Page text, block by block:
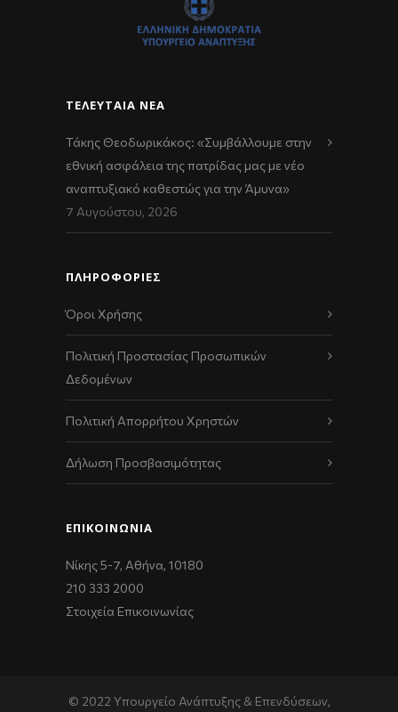
ΤΕΛΕΥΤΑΊΑ ΝΈΑ
Τάκης Θεοδωρικάκος: «Συμβάλλουμε στην
εθνική ασφάλεια της πατρίδας μας με νέο
αναπτυξιακό καθεστώς για την Άμυνα»
7 Αυγούστου, 2026
ΠΛΗΡΟΦΟΡΙΕΣ
Όροι Χρήσης
Πολιτική Προστασίας Προσωπικών
Δεδομένων
Πολιτική Απορρήτου Χρηστών
Δήλωση Προσβασιμότητας
ΕΠΙΚΟΙΝΩΝΊΑ
Νίκης 5-7, Αθήνα, 10180
210 333 2000
Στοιχεία Επικοινωνίας
© 2022 Υπουργείο Ανάπτυξης & Επενδύσεων,